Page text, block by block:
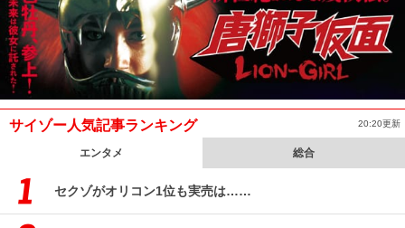
サイゾー人気記事ランキング 20:20更新
エンタメ 総合
セクゾがオリコン1位も実売は……